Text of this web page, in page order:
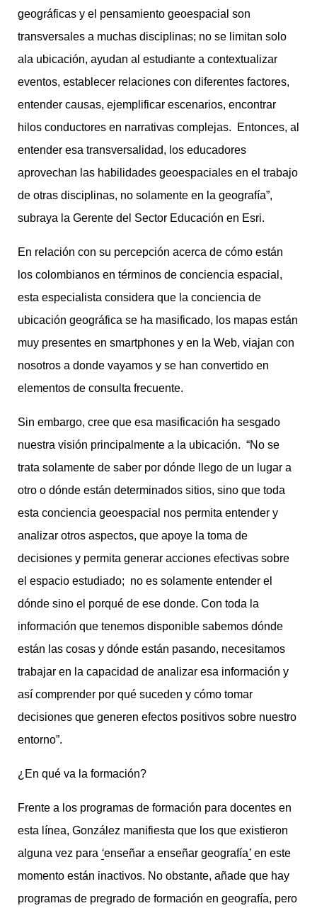
geográficas y el pensamiento geoespacial son
transversales a muchas disciplinas; no se limitan solo
ala ubicación, ayudan al estudiante a contextualizar
eventos, establecer relaciones con diferentes factores,
entender causas, ejemplificar escenarios, encontrar
hilos conductores en narrativas complejas. Entonces, al
entender esa transversalidad, los educadores
aprovechan las habilidades geoespaciales en el trabajo
de otras disciplinas, no solamente en la geografía”,
subraya la Gerente del Sector Educación en Esri.
En relación con su percepción acerca de cómo están
los colombianos en términos de conciencia espacial,
esta especialista considera que la conciencia de
ubicación geográfica se ha masificado, los mapas están
muy presentes en smartphones y en la Web, viajan con
nosotros a donde vayamos y se han convertido en
elementos de consulta frecuente.
Sin embargo, cree que esa masificación ha sesgado
nuestra visión principalmente a la ubicación. “No se
trata solamente de saber por dónde llego de un lugar a
otro o dónde están determinados sitios, sino que toda
esta conciencia geoespacial nos permita entender y
analizar otros aspectos, que apoye la toma de
decisiones y permita generar acciones efectivas sobre
el espacio estudiado; no es solamente entender el
dónde sino el porqué de ese donde. Con toda la
información que tenemos disponible sabemos dónde
están las cosas y dónde están pasando, necesitamos
trabajar en la capacidad de analizar esa información y
así comprender por qué suceden y cómo tomar
decisiones que generen efectos positivos sobre nuestro
entorno”.
¿En qué va la formación?
Frente a los programas de formación para docentes en
esta línea, González manifiesta que los que existieron
alguna vez para ‘enseñar a enseñar geografía’ en este
momento están inactivos. No obstante, añade que hay
programas de pregrado de formación en geografía, pero